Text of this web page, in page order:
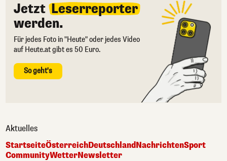
Jetzt Leserreporter
werden.
Für jedes Foto in "Heute" oder jedes Video
auf Heute.at gibt es 50 Euro.
So geht's
Aktuelles
StartseiteÖsterreichDeutschlandNachrichtenSport
CommunityWetterNewsletter